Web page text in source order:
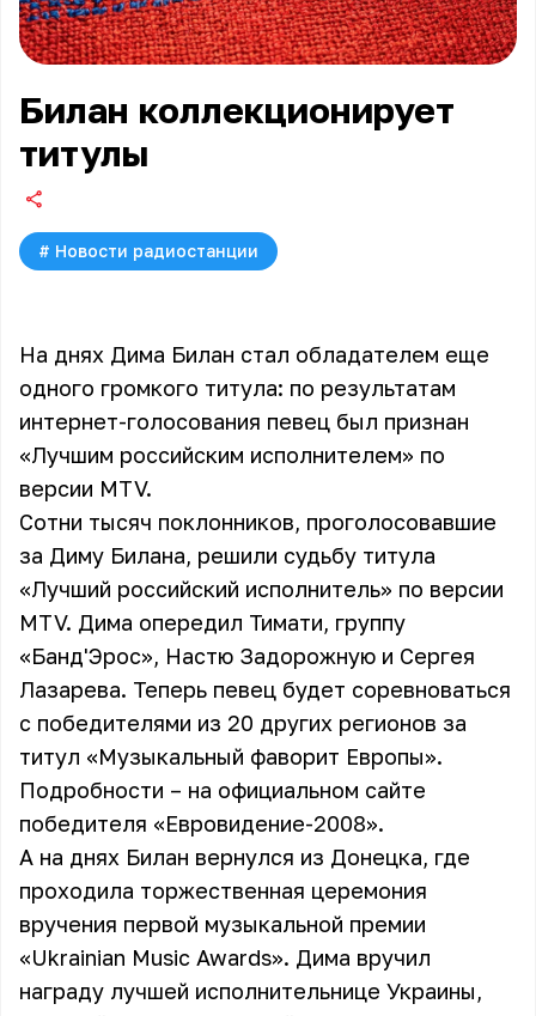
Билан коллекционирует
титулы
# Новости радиостанции
На днях Дима Билан стал обладателем еще
одного громкого титула: по результатам
интернет-голосования певец был признан
«Лучшим российским исполнителем» по
версии MTV.
Сотни тысяч поклонников, проголосовавшие
за Диму Билана, решили судьбу титула
«Лучший российский исполнитель» по версии
MTV. Дима опередил Тимати, группу
«Банд'Эрос», Настю Задорожную и Сергея
Лазарева. Теперь певец будет соревноваться
с победителями из 20 других регионов за
титул «Музыкальный фаворит Европы».
Подробности – на официальном сайте
победителя «Евровидение-2008».
А на днях Билан вернулся из Донецка, где
проходила торжественная церемония
вручения первой музыкальной премии
«Ukrainian Music Awards». Дима вручил
награду лучшей исполнительнице Украины,